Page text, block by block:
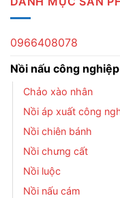
0966408078
Nồi nấu công nghiệp
Chảo xào nhân
Nồi áp xuất công
Nồi chiên bánh
Nồi chưng cất
Nồi luộc
Nồi nấu cám